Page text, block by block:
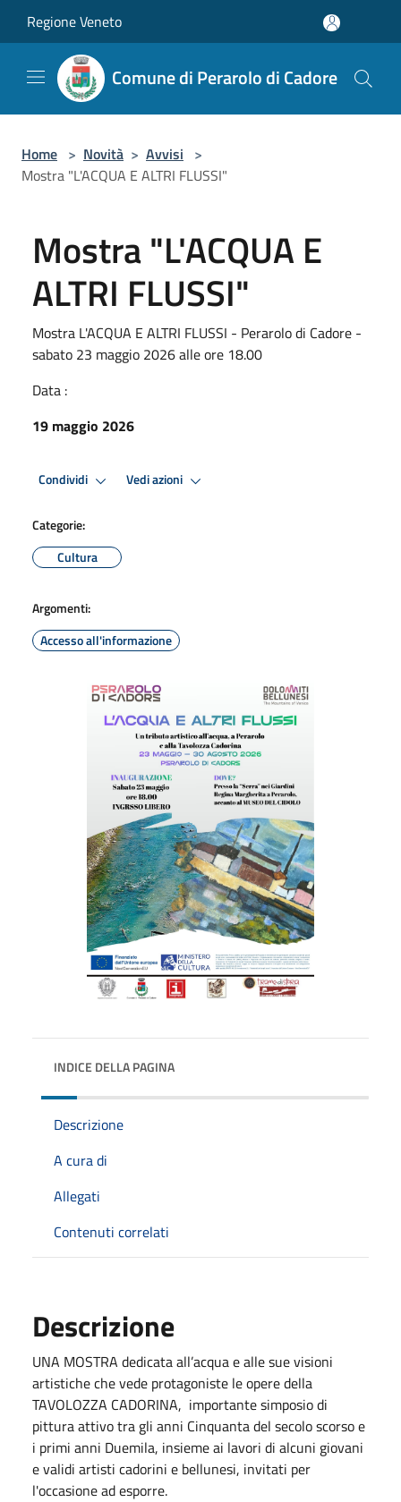
Regione Veneto
Comune di Perarolo di Cadore
Home > Novità > Avvisi >
Mostra "L'ACQUA E ALTRI FLUSSI"
Mostra "L'ACQUA E
ALTRI FLUSSI"
Mostra L'ACQUA E ALTRI FLUSSI - Perarolo di Cadore -
sabato 23 maggio 2026 alle ore 18.00
Data :
19 maggio 2026
Condividi Vedi azioni
Categorie:
Cultura
Argomenti:
Accesso all'informazione
INDICE DELLA PAGINA
Descrizione
A cura di
Allegati
Contenuti correlati
Descrizione
UNA MOSTRA dedicata all’acqua e alle sue visioni
artistiche che vede protagoniste le opere della
TAVOLOZZA CADORINA, importante simposio di
pittura attivo tra gli anni Cinquanta del secolo scorso e
i primi anni Duemila, insieme ai lavori di alcuni giovani
e validi artisti cadorini e bellunesi, invitati per
l'occasione ad esporre.